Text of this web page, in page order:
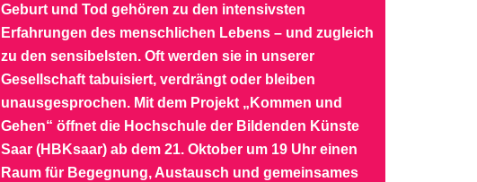
Geburt und Tod gehören zu den intensivsten
Erfahrungen des menschlichen Lebens – und zugleich
zu den sensibelsten. Oft werden sie in unserer
Gesellschaft tabuisiert, verdrängt oder bleiben
unausgesprochen. Mit dem Projekt „Kommen und
Gehen“ öffnet die Hochschule der Bildenden Künste
Saar (HBKsaar) ab dem 21. Oktober um 19 Uhr einen
Raum für Begegnung, Austausch und gemeinsames